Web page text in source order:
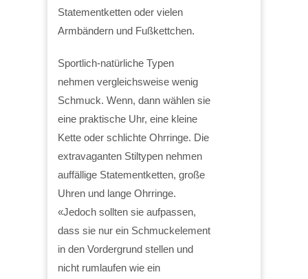
Statementketten oder vielen
Armbändern und Fußkettchen.
Sportlich-natürliche Typen
nehmen vergleichsweise wenig
Schmuck. Wenn, dann wählen sie
eine praktische Uhr, eine kleine
Kette oder schlichte Ohrringe. Die
extravaganten Stiltypen nehmen
auffällige Statementketten, große
Uhren und lange Ohrringe.
«Jedoch sollten sie aufpassen,
dass sie nur ein Schmuckelement
in den Vordergrund stellen und
nicht rumlaufen wie ein